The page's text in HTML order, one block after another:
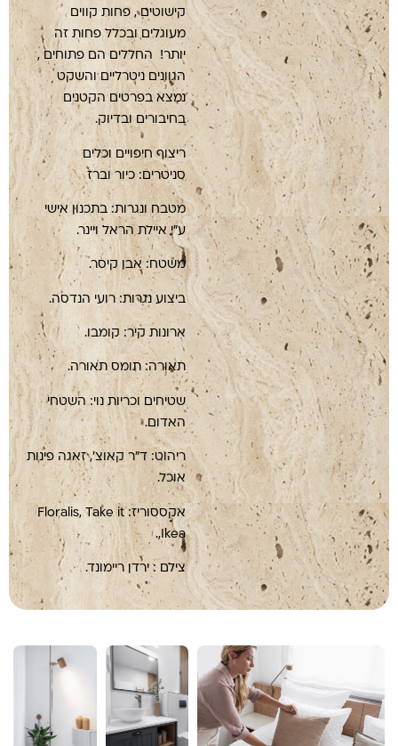
קישוטים , פחות קווים
מעוגלים ובכלל פחות זה
יותר! החללים הם פתוחים ,
הגוונים ניטרליים והשקט
נמצא בפרטים הקטנים
בחיבורים ובדיוק.
ריצוף חיפויים וכלים
סניטרים: כיור וברז
מטבח ונגרות: בתכנון אישי
ע"י איילת הראל ויינר.
משטח: אבן קיסר.
ביצוע נגרות: רועי הנדסה.
ארונות קיר: קומבו.
תאורה: תומס תאורה.
שטיחים וכריות נוי: השטחי
האדום.
ריהוט: ד"ר קאוצ', זאגה פינות
אוכל.
אקססוריז: Floralis, Take it
,Ikea.
צילם : ירדן ריימונד.